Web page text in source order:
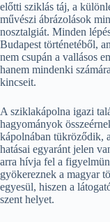
előtti sziklás táj, a
művészi ábrázolások
nosztalgiát. Minden
Budapest történetéből,
nem csupán a vallásos
hanem mindenki
kincseit.
A sziklakápolna igazi
hagyományok
kápolnában tükröződik,
hatásai egyaránt jelen
arra hívja fel a
gyökereznek a magyar
egyesül, hiszen a
szent helyet.